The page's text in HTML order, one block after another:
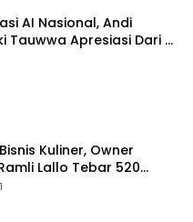
AI Nasional, Andi
Tauwwa Apresiasi Dari
Kuliner, Owner
Lallo Tebar 520
Gowa
1